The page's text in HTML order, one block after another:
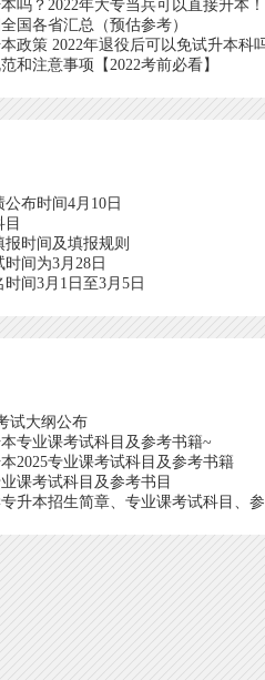
吗？2022年大专当兵可以直接升本！
国各省汇总（预估参考）
政策 2022年退役后可以免试升本科
和注意事项【2022考前必看】
布时间4月10日
目
时间及填报规则
间为3月28日
间3月1日至3月5日
试大纲公布
专业课考试科目及参考书籍~
2025专业课考试科目及参考书籍
课考试科目及参考书目
升本招生简章、专业课考试科目、